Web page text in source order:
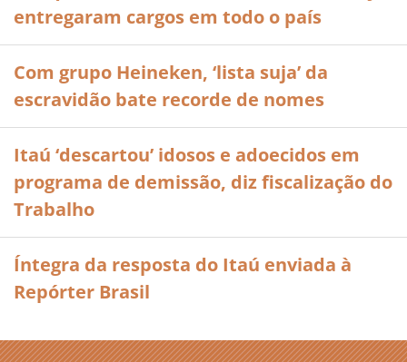
entregaram cargos em todo o país
Com grupo Heineken, ‘lista suja’ da
escravidão bate recorde de nomes
Itaú ‘descartou’ idosos e adoecidos em
programa de demissão, diz fiscalização do
Trabalho
Íntegra da resposta do Itaú enviada à
Repórter Brasil